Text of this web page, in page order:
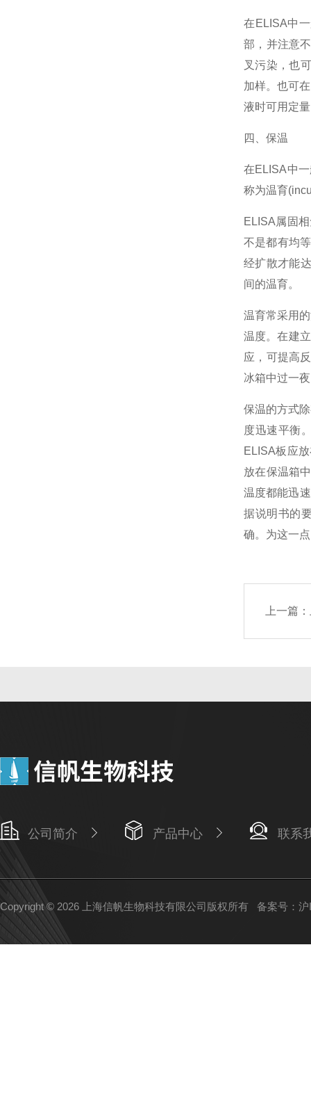
在ELISA中
部，并注意
叉污染，也
加样。也可
液时可用定
四、保温
在ELISA中
称为温育
ELISA属固
不是都有均
经扩散才能
间的温育。
温育常采用
温度。在建
应，可提高
冰箱中过一夜
保温的方式
度迅速平衡
ELISA板应
放在保温箱
温度都能迅
据说明书的
确。为这一
上一篇：
公司简介 产品中心 联系
Copyright © 2026 上海信帆生物科技有限公司版权所有 备案号：